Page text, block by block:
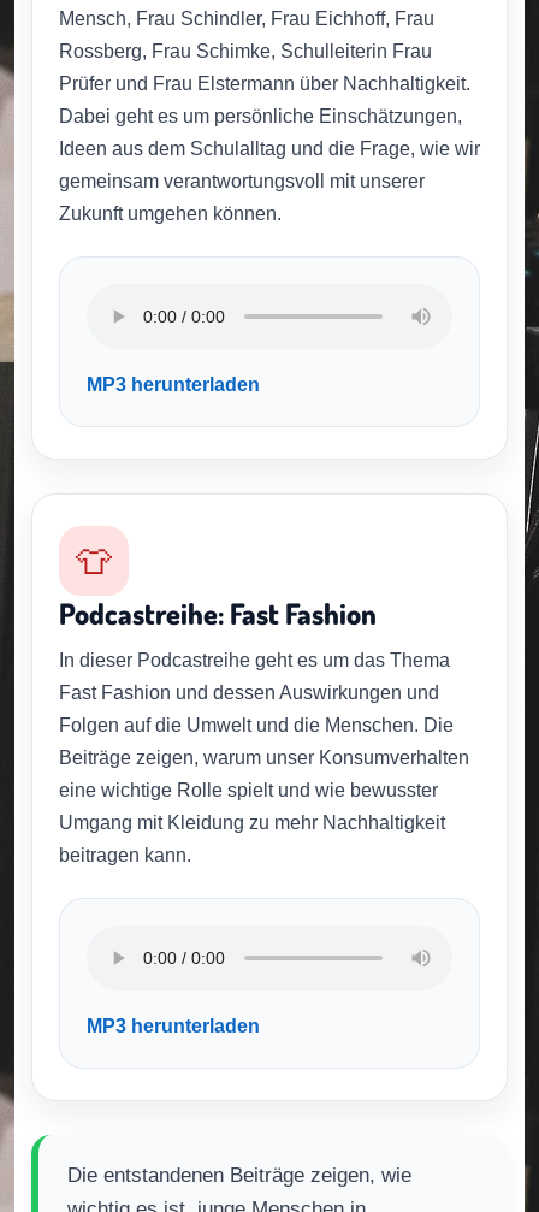
Mensch, Frau Schindler, Frau Eichhoff, Frau
Rossberg, Frau Schimke, Schulleiterin Frau
Prüfer und Frau Elstermann über Nachhaltigkeit.
Dabei geht es um persönliche Einschätzungen,
Ideen aus dem Schulalltag und die Frage, wie wir
gemeinsam verantwortungsvoll mit unserer
Zukunft umgehen können.
MP3 herunterladen
👕
Podcastreihe: Fast Fashion
In dieser Podcastreihe geht es um das Thema
Fast Fashion und dessen Auswirkungen und
Folgen auf die Umwelt und die Menschen. Die
Beiträge zeigen, warum unser Konsumverhalten
eine wichtige Rolle spielt und wie bewusster
Umgang mit Kleidung zu mehr Nachhaltigkeit
beitragen kann.
MP3 herunterladen
Die entstandenen Beiträge zeigen, wie